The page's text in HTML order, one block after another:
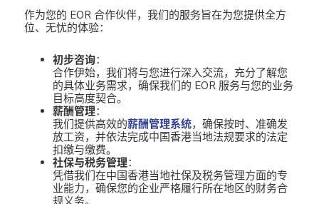
作为您的 EOR 合作伙伴，我们的服务旨在为您提供全方
位、无忧的体验：
初步咨询：
合作伊始，我们将与您进行深入交流，充分了解您
的具体业务需求，确保我们的 EOR 服务与您的业务
目标高度契合。
薪酬管理：
我们提供高效的薪酬管理系统，确保按时、准确发
放工资，并依法完成中国香港当地法规要求的法定
扣缴与缴费。
社保与税务管理：
凭借我们在中国香港当地社保及税务管理方面的专
业能力，确保您的企业严格履行所在地区的财务合